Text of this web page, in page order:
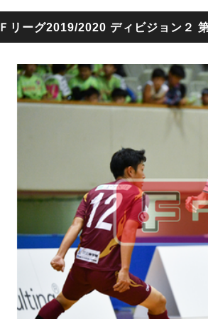
Ｆリーグ2019/2020 ディビジョン２